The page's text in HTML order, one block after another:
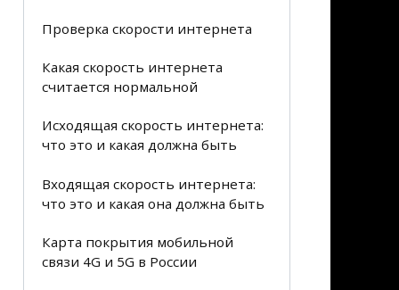
Проверка скорости интернета
Какая скорость интернета
считается нормальной
Исходящая скорость интернета:
что это и какая должна быть
Входящая скорость интернета:
что это и какая она должна быть
Карта покрытия мобильной
связи 4G и 5G в России